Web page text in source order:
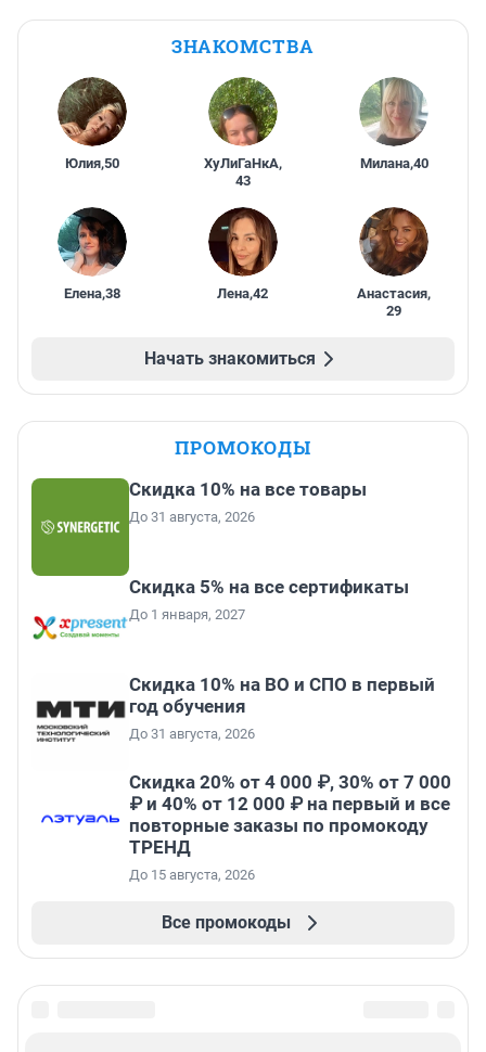
ЗНАКОМСТВА
Юлия,50 ХуЛиГаНкА,
43
Милана,40
Елена,38 Лена,42 Анастасия,
29
Начать знакомиться
ПРОМОКОДЫ
Скидка 10% на все товары
До 31 августа, 2026
Скидка 5% на все сертификаты
До 1 января, 2027
Скидка 10% на ВО и СПО в первый
год обучения
До 31 августа, 2026
Скидка 20% от 4 000 ₽, 30% от 7 000
₽ и 40% от 12 000 ₽ на первый и все
повторные заказы по промокоду
ТРЕНД
До 15 августа, 2026
Все промокоды